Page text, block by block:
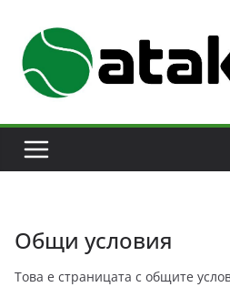
content
Общи условия
Това е страницата с общите